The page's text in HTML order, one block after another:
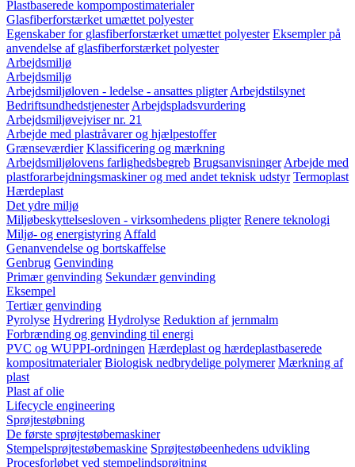
Plastbaserede kompompostimaterialer
Glasfiberforstærket umættet polyester
Egenskaber for glasfiberforstærket umættet polyester Eksempler på
anvendelse af glasfiberforstærket polyester
Arbejdsmiljø
Arbejdsmiljø
Arbejdsmiljøloven - ledelse - ansattes pligter Arbejdstilsynet
Bedriftsundhedstjenester Arbejdspladsvurdering
Arbejdsmiljøvejviser nr. 21
Arbejde med plastråvarer og hjælpestoffer
Grænseværdier Klassificering og mærkning
Arbejdsmiljølovens farlighedsbegreb Brugsanvisninger Arbejde med
plastforarbejdningsmaskiner og med andet teknisk udstyr Termoplast
Hærdeplast
Det ydre miljø
Miljøbeskyttelsesloven - virksomhedens pligter Renere teknologi
Miljø- og energistyring Affald
Genanvendelse og bortskaffelse
Genbrug Genvinding
Primær genvinding Sekundær genvinding
Eksempel
Tertiær genvinding
Pyrolyse Hydrering Hydrolyse Reduktion af jernmalm
Forbrænding og genvinding til energi
PVC og WUPPI-ordningen Hærdeplast og hærdeplastbaserede
kompositmaterialer Biologisk nedbrydelige polymerer Mærkning af
plast
Plast af olie
Lifecycle engineering
Sprøjtestøbning
De første sprøjtestøbemaskiner
Stempelsprøjtestøbemaskine Sprøjtestøbeenhedens udvikling
Procesforløbet ved stempelindsprøjtning